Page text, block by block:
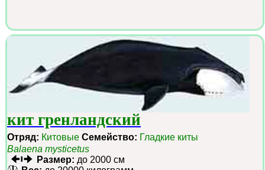
кит гренландский
Отряд: Китовые Семейство: Гладкие киты
Balaena mysticetus
Размер: до 2000 см